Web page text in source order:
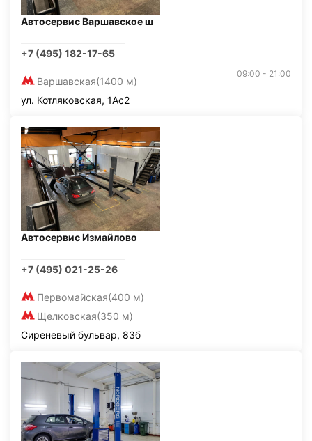
Автосервис Варшавское ш
+7 (495) 182-17-65
Варшавская(1400 м)
09:00 - 21:00
ул. Котляковская, 1Ас2
Автосервис Измайлово
+7 (495) 021-25-26
Первомайская(400 м)
Щелковская(350 м)
Сиреневый бульвар, 83б